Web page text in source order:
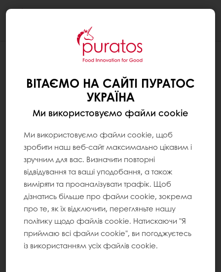
ВІТАЄМО НА САЙТІ ПУРАТОС
УКРАЇНА
Ми використовуємо файли cookie
Ми використовуємо файли cookie, щоб
зробити наш веб-сайт максимально цікавим і
зручним для вас. Визначити повторні
відвідування та ваші уподобання, а також
виміряти та проаналізувати трафік. Щоб
дізнатись більше про файли cookie, зокрема
про те, як їх відключити, перегляньте нашу
політику щодо файлів cookie. Натискаючи "Я
приймаю всі файли cookie", ви погоджуєтесь
із використанням усіх файлів cookie.